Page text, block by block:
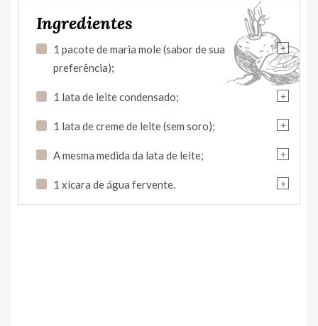
Ingredientes
+
1 pacote de maria mole (sabor de sua
preferência);
+
1 lata de leite condensado;
+
1 lata de creme de leite (sem soro);
+
A mesma medida da lata de leite;
+
1 xícara de água fervente.